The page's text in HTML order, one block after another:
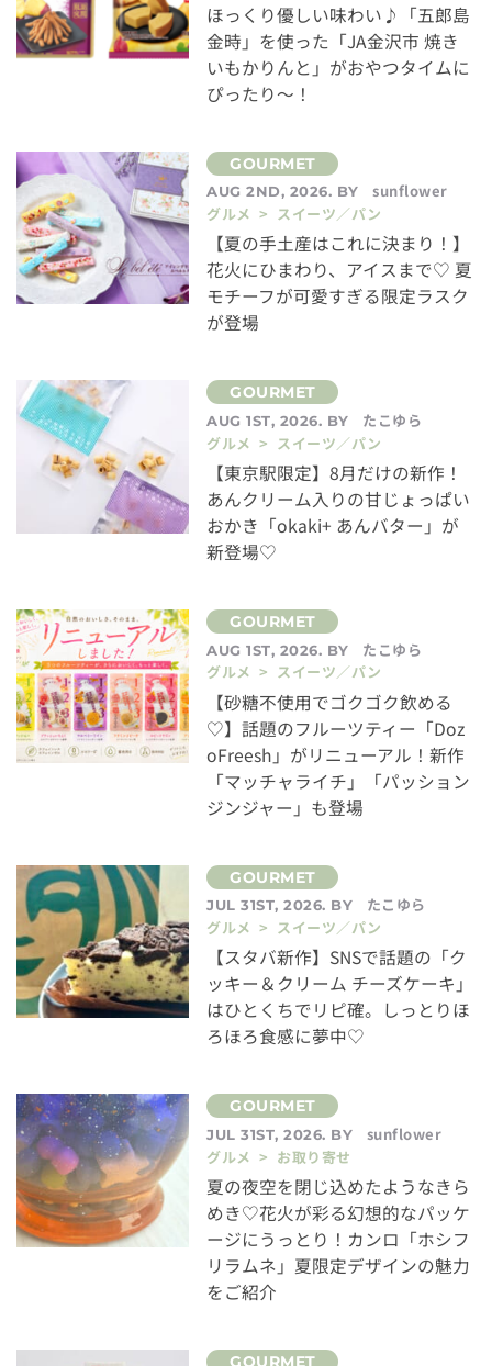
ほっくり優しい味わい♪「五郎島
金時」を使った「JA金沢市 焼き
いもかりんと」がおやつタイムに
ぴったり～！
AUG 2ND, 2026. BY
sunflower
グルメ > スイーツ／パン
【夏の手土産はこれに決まり！】
花火にひまわり、アイスまで♡ 夏
モチーフが可愛すぎる限定ラスク
が登場
AUG 1ST, 2026. BY
たこゆら
グルメ > スイーツ／パン
【東京駅限定】8月だけの新作！
あんクリーム入りの甘じょっぱい
おかき「okaki+ あんバター」が
新登場♡
AUG 1ST, 2026. BY
たこゆら
グルメ > スイーツ／パン
【砂糖不使用でゴクゴク飲める
♡】話題のフルーツティー「Doz
oFreesh」がリニューアル！新作
「マッチャライチ」「パッション
ジンジャー」も登場
JUL 31ST, 2026. BY
たこゆら
グルメ > スイーツ／パン
【スタバ新作】SNSで話題の「ク
ッキー＆クリーム チーズケーキ」
はひとくちでリピ確。しっとりほ
ろほろ食感に夢中♡
JUL 31ST, 2026. BY
sunflower
グルメ > お取り寄せ
夏の夜空を閉じ込めたようなきら
めき♡花火が彩る幻想的なパッケ
ージにうっとり！カンロ「ホシフ
リラムネ」夏限定デザインの魅力
をご紹介